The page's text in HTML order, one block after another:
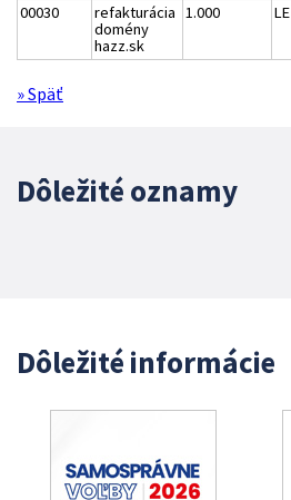
00030
refakturácia
domény
hazz.sk
1.000 LE
» Späť
Dôležité oznamy
Dôležité informácie